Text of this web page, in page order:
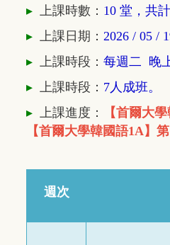
▸ 上課時數： 10 堂，共
▸ 上課日期： 2026 / 05 /
▸ 上課時段： 每週二 晚
▸ 上課時段： 7人成班。
▸ 上課進度： 【首爾大學
【首爾大學韓國語1A】
週次